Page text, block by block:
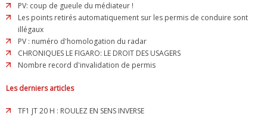
PV: coup de gueule du médiateur !
Les points retirés automatiquement sur les permis de conduire sont
illégaux
PV : numéro d'homologation du radar
CHRONIQUES LE FIGARO: LE DROIT DES USAGERS
Nombre record d'invalidation de permis
Les derniers articles
TF1 JT 20 H : ROULEZ EN SENS INVERSE